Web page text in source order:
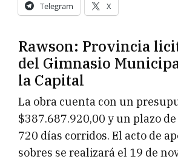
Telegram X
Rawson: Provincia
del Gimnasio
la Capital
La obra cuenta con un
$387.687.920,00 y un plazo
720 días corridos. El acto de
sobres se realizará el 19 de